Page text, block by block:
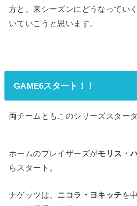
方と、来シーズンにどうなってい
いていこうと思います。
GAME6スタート！！
両チームともこのシリーズスター
ホームのブレイザーズがモリス・
らスタート。
ナゲッツは、 ニコラ・ヨキッチを